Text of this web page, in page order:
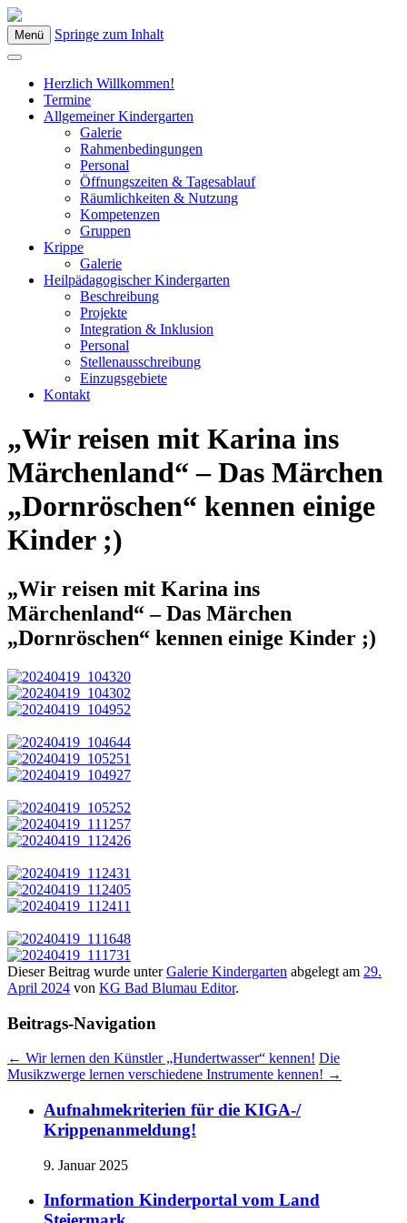
Kindergarten Bad Blumau
Menü Springe zum Inhalt
Herzlich Willkommen!
Termine
Allgemeiner Kindergarten
Galerie
Rahmenbedingungen
Personal
Öffnungszeiten & Tagesablauf
Räumlichkeiten & Nutzung
Kompetenzen
Gruppen
Krippe
Galerie
Heilpädagogischer Kindergarten
Beschreibung
Projekte
Integration & Inklusion
Personal
Stellenausschreibung
Einzugsgebiete
Kontakt
„Wir reisen mit Karina ins
Märchenland“ – Das Märchen
„Dornröschen“ kennen einige
Kinder ;)
„Wir reisen mit Karina ins
Märchenland“ – Das Märchen
„Dornröschen“ kennen einige Kinder ;)
Dieser Beitrag wurde unterGalerie Kindergarten abgelegt am 29.
April 2024 von KG Bad Blumau Editor.
Beitrags-Navigation
← Wir lernen den Künstler „Hundertwasser“ kennen! Die
Musikzwerge lernen verschiedene Instrumente kennen! →
Aufnahmekriterien für die KIGA-/
Krippenanmeldung!
9. Januar 2025
Information Kinderportal vom Land